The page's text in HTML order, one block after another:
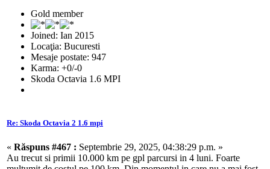
Gold member
Joined: Ian 2015
Locaţia: Bucuresti
Mesaje postate: 947
Karma: +0/-0
Skoda Octavia 1.6 MPI
Re: Skoda Octavia 2 1.6 mpi
« Răspuns #467 : Septembrie 29, 2025, 04:38:29 p.m. »
Au trecut si primii 10.000 km pe gpl parcursi in 4 luni. Foarte